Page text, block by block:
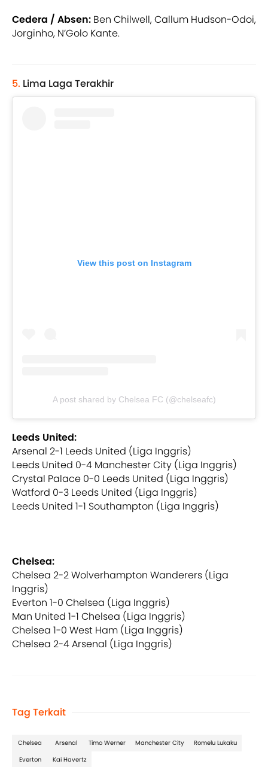
Cedera / Absen: Ben Chilwell, Callum Hudson-Odoi,
Jorginho, N’Golo Kante.
5. Lima Laga Terakhir
View this post on Instagram
A post shared by Chelsea FC (@chelseafc)
Leeds United:
Arsenal 2-1 Leeds United (Liga Inggris)
Leeds United 0-4 Manchester City (Liga Inggris)
Crystal Palace 0-0 Leeds United (Liga Inggris)
Watford 0-3 Leeds United (Liga Inggris)
Leeds United 1-1 Southampton (Liga Inggris)
Chelsea:
Chelsea 2-2 Wolverhampton Wanderers (Liga
Inggris)
Everton 1-0 Chelsea (Liga Inggris)
Man United 1-1 Chelsea (Liga Inggris)
Chelsea 1-0 West Ham (Liga Inggris)
Chelsea 2-4 Arsenal (Liga Inggris)
Tag Terkait
Chelsea Arsenal Timo Werner Manchester City
Romelu Lukaku
Everton
Kai Havertz